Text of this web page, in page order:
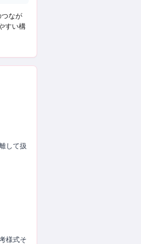
つなが
すい構
して扱
様式そ